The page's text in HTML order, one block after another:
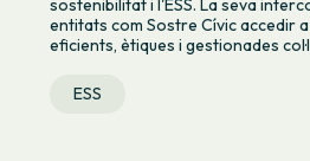
sostenibilitat i l'ESS. La seva
entitats com Sostre Cívic accedir
eficients, ètiques i gestionades
ESS